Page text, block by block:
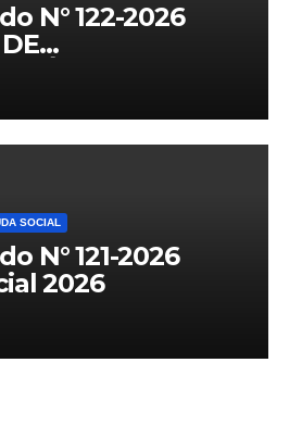
N° 122-2026
DOCENTE
DE
PARA
EBR PRIMARIA,
SOCIAL
N° 121-2026
2026